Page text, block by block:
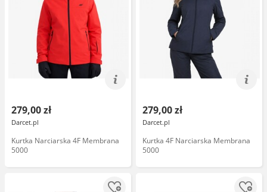
279,00 zł
Darcet.pl
Kurtka Narciarska 4F Membrana
5000
279,00 zł
Darcet.pl
Kurtka 4F Narciarska Membrana
5000